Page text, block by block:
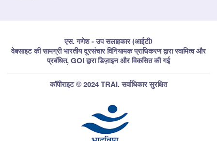
एस. गणेश - उप सलाहकार (आईटी)
वेबसाइट की सामग्री भारतीय दूरसंचार विनियामक प्राधिकरण द्वारा स्वामित्व और
प्रबंधित, GOI द्वारा डिज़ाइन और विकसित की गई
कॉपीराइट © 2024 TRAI. सर्वाधिकार सुरक्षित